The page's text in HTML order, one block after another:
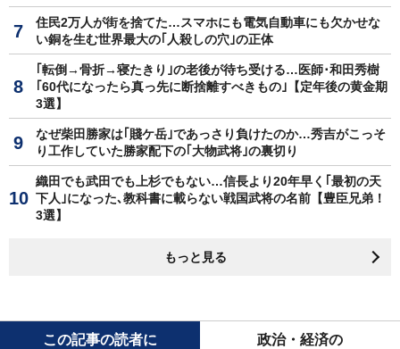
住民2万人が街を捨てた…スマホにも電気自動車にも欠かせな
い銅を生む世界最大の｢人殺しの穴｣の正体
｢転倒→骨折→寝たきり｣の老後が待ち受ける…医師･和田秀樹
｢60代になったら真っ先に断捨離すべきもの｣【定年後の黄金期
3選】
なぜ柴田勝家は｢賤ケ岳｣であっさり負けたのか…秀吉がこっそ
り工作していた勝家配下の｢大物武将｣の裏切り
織田でも武田でも上杉でもない…信長より20年早く｢最初の天
下人｣になった､教科書に載らない戦国武将の名前【豊臣兄弟！
3選】
もっと見る
この記事の読者に 政治・経済の